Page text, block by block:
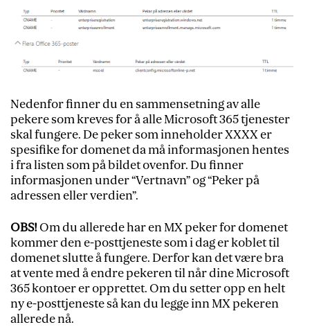
Nedenfor finner du en sammensetning av alle
pekere som kreves for å alle Microsoft 365 tjenester
skal fungere. De peker som inneholder XXXX er
spesifike for domenet da må informasjonen hentes
i fra listen som på bildet ovenfor. Du finner
informasjonen under “Vertnavn” og “Peker på
adressen eller verdien”.
OBS! Om du allerede har en MX peker for domenet
kommer den e-posttjeneste som i dag er koblet til
domenet slutte å fungere. Derfor kan det være bra
at vente med å endre pekeren til når dine Microsoft
365 kontoer er opprettet. Om du setter opp en helt
ny e-posttjeneste så kan du legge inn MX pekeren
allerede nå.